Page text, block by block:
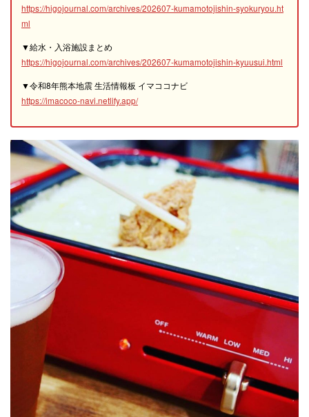
https://higojournal.com/archives/202607-kumamotojishin-syokuryou.ht
ml
▼給水・入浴施設まとめ
https://higojournal.com/archives/202607-kumamotojishin-kyuusui.html
▼令和8年熊本地震 生活情報板 イマココナビ
https://imacoco-navi.netlify.app/